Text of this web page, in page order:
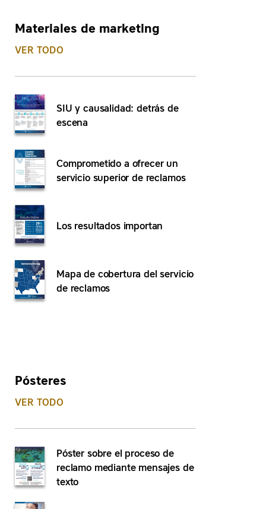
Materiales de marketing
VER TODO
SIU y causalidad: detrás de
escena
Comprometido a ofrecer un
servicio superior de reclamos
Los resultados importan
Mapa de cobertura del servicio
de reclamos
Pósteres
VER TODO
Póster sobre el proceso de
reclamo mediante mensajes de
texto